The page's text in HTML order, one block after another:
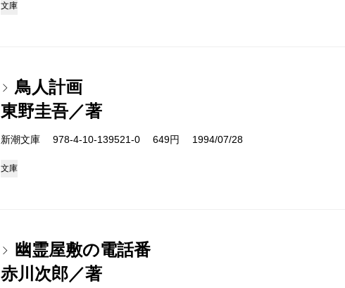
文庫
鳥人計画
東野圭吾／著
新潮文庫 978-4-10-139521-0 649円 1994/07/28
文庫
幽霊屋敷の電話番
赤川次郎／著